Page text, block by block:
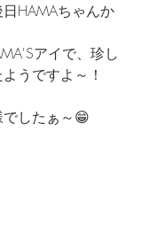
HAMAちゃんか
アイで、珍し
うですよ～！
したぁ～😁